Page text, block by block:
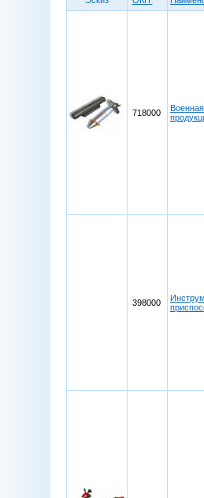
718000
Военная
398000